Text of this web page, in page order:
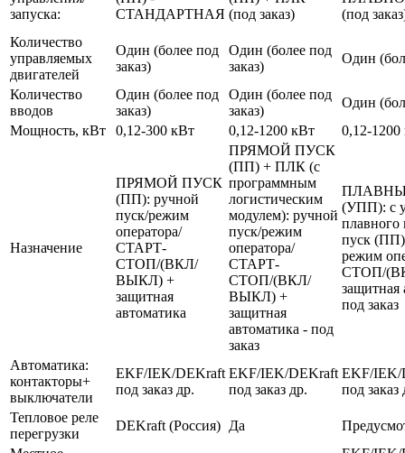
запуска:
СТАНДАРТНАЯ (под заказ)
(под
Количество
управляемых
двигателей
Один (более под
заказ)
Один (более под
заказ)
Один
Количество
вводов
Один (более под
заказ)
Один (более под
заказ)
Один
Мощность, кВт
0,12-300 кВт 0,12-1200 кВт 0,12-1200
Назначение
ПРЯМОЙ ПУСК
(ПП): ручной
пуск/режим
оператора/
СТАРТ-
СТОП/(ВКЛ/
ВЫКЛ) +
защитная
автоматика
ПРЯМОЙ ПУСК
(ПП) + ПЛК (с
программным
логистическим
модулем): ручной
пуск/режим
оператора/
СТАРТ-
СТОП/(ВКЛ/
ВЫКЛ) +
защитная
автоматика - под
заказ
(УПП): с
плавного
пуск
режим
СТОП/
защитная
под заказ
Автоматика:
контакторы+
выключатели
EKF/IEK/DEKraft
под заказ др.
EKF/IEK/DEKraft
под заказ др.
EKF/IEK/
под заказ
Тепловое реле
перегрузки
DEKraft (Россия) Да